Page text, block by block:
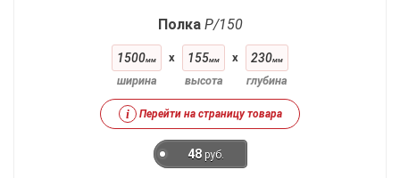
Полка P/150
1500мм
ширина
x 155мм
высота
x 230мм
глубина
i Перейти на страницу товара
48 руб.